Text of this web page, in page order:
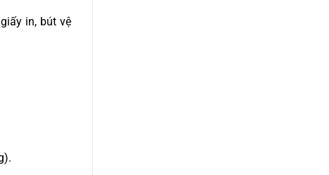
in, bút vệ